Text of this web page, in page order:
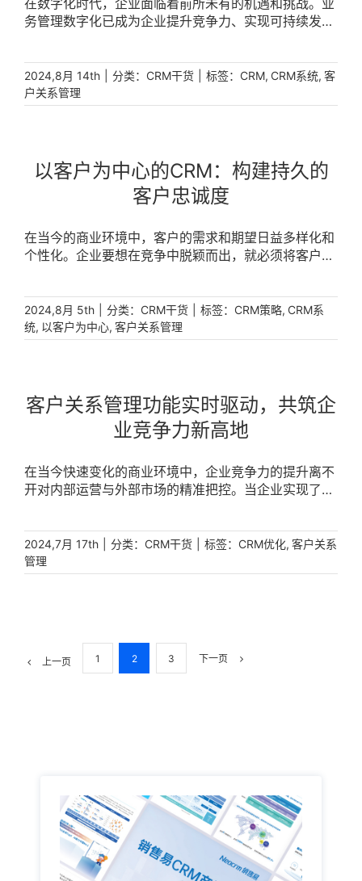
在数字化时代，企业面临着前所未有的机遇和挑战。业
务管理数字化已成为企业提升竞争力、实现可持续发展
梁。 [...]
2024,8月 14th 分类： CRM干货 标签： CRM, CRM系统, 客
户关系管理
以客户为中心的CRM：构建持久的
客户忠诚度
在当今的商业环境中，客户的需求和期望日益多样化和
个性化。企业要想在竞争中脱颖而出，就必须将客户置
诚度的关键工具。 [...]
2024,8月 5th 分类： CRM干货 标签： CRM策略, CRM系
统, 以客户为中心, 客户关系管理
客户关系管理功能实时驱动，共筑企
业竞争力新高地
在当今快速变化的商业环境中，企业竞争力的提升离不
开对内部运营与外部市场的精准把控。当企业实现了员
注入了新动力。在此背景下，客户关系管理系统
（CRM），正成为企业增强整体竞争力的关键所在。
[...]
2024,7月 17th 分类： CRM干货 标签： CRM优化, 客户关系
管理
上一页 1 2 3 下一页